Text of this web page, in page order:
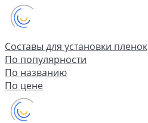
Составы для установки пленок
По популярности
По названию
По цене